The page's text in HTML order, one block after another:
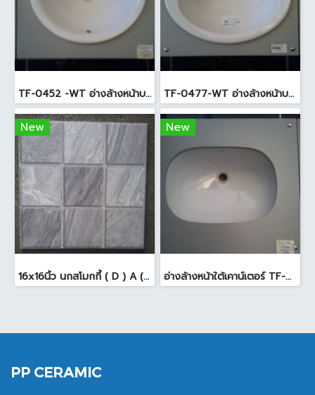
TF-0452 -WT อ่างล้างหน้าบนเคาน์เตอร์ สีขาว TF-0477-WT อ่างล้างหน้าบนเคาน์เตอร์ สีขาว
New
16x16นิ้ว นกสโมกกี้ ( D ) A (Pack6)
New
อ่างล้างหน้าใต้เคาน์เตอร์ TF-0458 สีขาว
PP CERAMIC